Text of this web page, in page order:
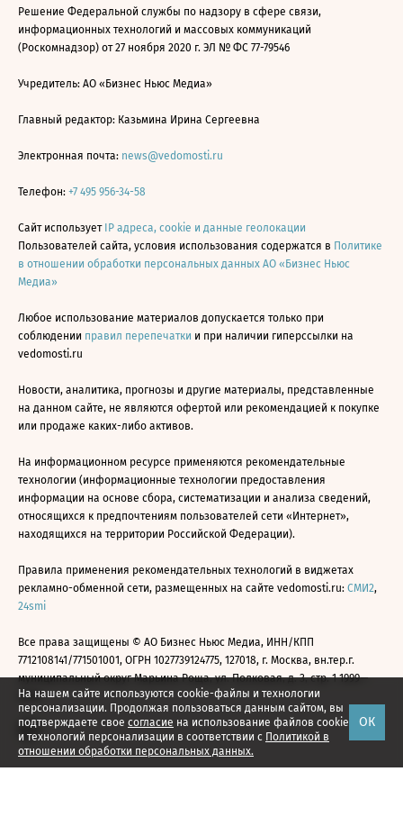
На нашем сайте используются cookie-файлы и технологии
персонализации. Продолжая пользоваться данным сайтом, вы
подтверждаете свое согласие на использование файлов cookie
и технологий персонализации в соответствии с Политикой в
отношении обработки персональных данных.
ОК
Решение Федеральной службы по надзору в сфере связи,
информационных технологий и массовых коммуникаций
(Роскомнадзор) от 27 ноября 2020 г. ЭЛ № ФС 77-79546
Учредитель: АО «Бизнес Ньюс Медиа»
Главный редактор: Казьмина Ирина Сергеевна
Электронная почта: news@vedomosti.ru
Телефон: +7 495 956-34-58
Сайт использует IP адреса, cookie и данные геолокации
Пользователей сайта, условия использования содержатся в Политике
в отношении обработки персональных данных АО «Бизнес Ньюс
Медиа»
Любое использование материалов допускается только при
соблюдении правил перепечатки и при наличии гиперссылки на
vedomosti.ru
Новости, аналитика, прогнозы и другие материалы, представленные
на данном сайте, не являются офертой или рекомендацией к покупке
или продаже каких-либо активов.
На информационном ресурсе применяются рекомендательные
технологии (информационные технологии предоставления
информации на основе сбора, систематизации и анализа сведений,
относящихся к предпочтениям пользователей сети «Интернет»,
находящихся на территории Российской Федерации).
Правила применения рекомендательных технологий в виджетах
рекламно-обменной сети, размещенных на сайте vedomosti.ru: СМИ2,
24smi
Все права защищены © АО Бизнес Ньюс Медиа, ИНН/КПП
7712108141/771501001, ОГРН 1027739124775, 127018, г. Москва, вн.тер.г.
муниципальный округ Марьина Роща, ул. Полковая, д. 3, стр. 1 1999—
2026